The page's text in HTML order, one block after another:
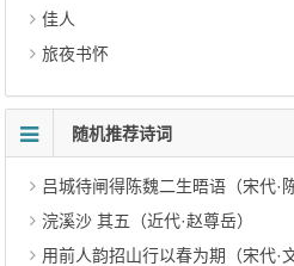
佳人
旅夜书怀
随机推荐诗词
吕城待闸得陈魏二生晤语（宋代·
浣溪沙 其五（近代·赵尊岳）
用前人韵招山行以春为期（宋代·